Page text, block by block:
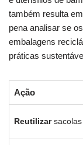
também ‍resulta⁣
pena analisar⁣ se
embalagens
práticas⁤
Ação
Reutilizarsacolas